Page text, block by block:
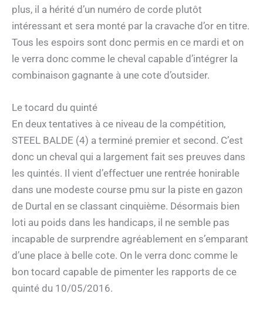
plus, il a hérité d’un numéro de corde plutôt
intéressant et sera monté par la cravache d’or en titre.
Tous les espoirs sont donc permis en ce mardi et on
le verra donc comme le cheval capable d’intégrer la
combinaison gagnante à une cote d’outsider.
Le tocard du quinté
En deux tentatives à ce niveau de la compétition,
STEEL BALDE (4) a terminé premier et second. C’est
donc un cheval qui a largement fait ses preuves dans
les quintés. Il vient d’effectuer une rentrée honirable
dans une modeste course pmu sur la piste en gazon
de Durtal en se classant cinquième. Désormais bien
loti au poids dans les handicaps, il ne semble pas
incapable de surprendre agréablement en s’emparant
d’une place à belle cote. On le verra donc comme le
bon tocard capable de pimenter les rapports de ce
quinté du 10/05/2016.